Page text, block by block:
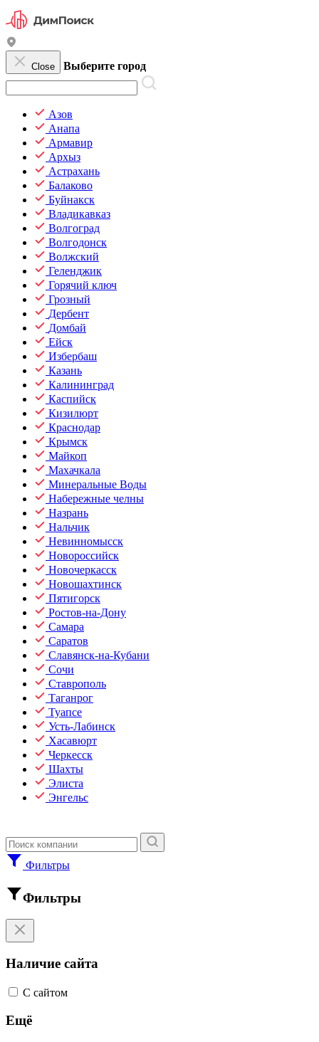
Close Выберите город
Азов
Анапа
Армавир
Архыз
Астрахань
Балаково
Буйнакск
Владикавказ
Волгоград
Волгодонск
Волжский
Геленджик
Горячий ключ
Грозный
Дербент
Домбай
Ейск
Избербаш
Казань
Калининград
Каспийск
Кизилюрт
Краснодар
Крымск
Майкоп
Махачкала
Минеральные Воды
Набережные челны
Назрань
Нальчик
Невинномысск
Новороссийск
Новочеркасск
Новошахтинск
Пятигорск
Ростов-на-Дону
Самара
Саратов
Славянск-на-Кубани
Сочи
Ставрополь
Таганрог
Туапсе
Усть-Лабинск
Хасавюрт
Черкесск
Шахты
Элиста
Энгельс
Фильтры
Фильтры
Наличие сайта
С сайтом
Ещё